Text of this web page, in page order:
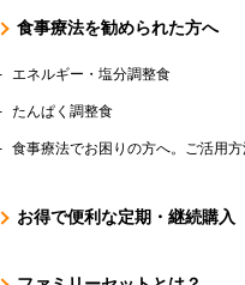
食事療法を勧められた方へ
エネルギー・塩分調整食
たんぱく調整食
食事療法でお困りの方へ。ご活用
お得で便利な定期・継続購入